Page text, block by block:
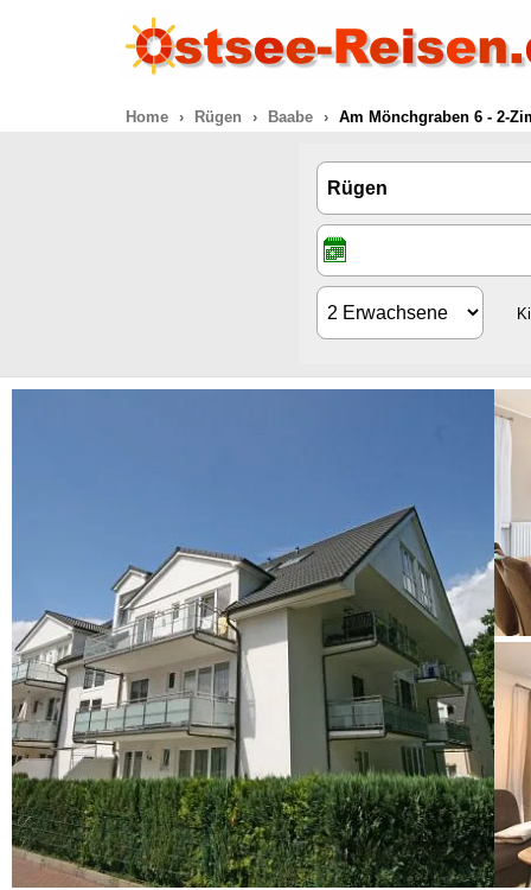
Home Rügen Baabe Am Mönchgraben 6 - 2-